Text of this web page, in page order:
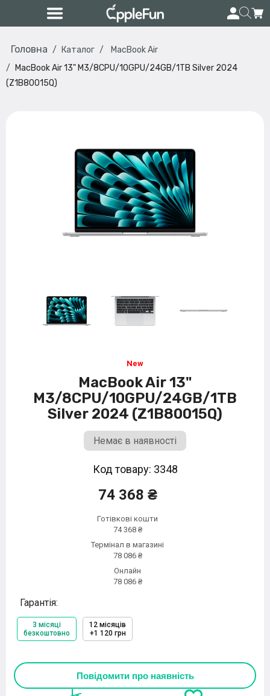
Головна Каталог
MacBook Air
MacBook Air 13" M3/8CPU/10GPU/24GB/1TB Silver 2024
(Z1B80015Q)
MacBook Air 13"
M3/8CPU/10GPU/24GB/1TB
Silver 2024 (Z1B80015Q)
Немає в наявності
Код товару: 3348
74 368 ₴
Готівкові кошти
74 368 ₴
Термінал в магазині
78 086 ₴
Онлайн
78 086 ₴
Гарантія:
3 місяці
безкоштовно
12 місяців
+1 120 грн
Повідомити про наявність